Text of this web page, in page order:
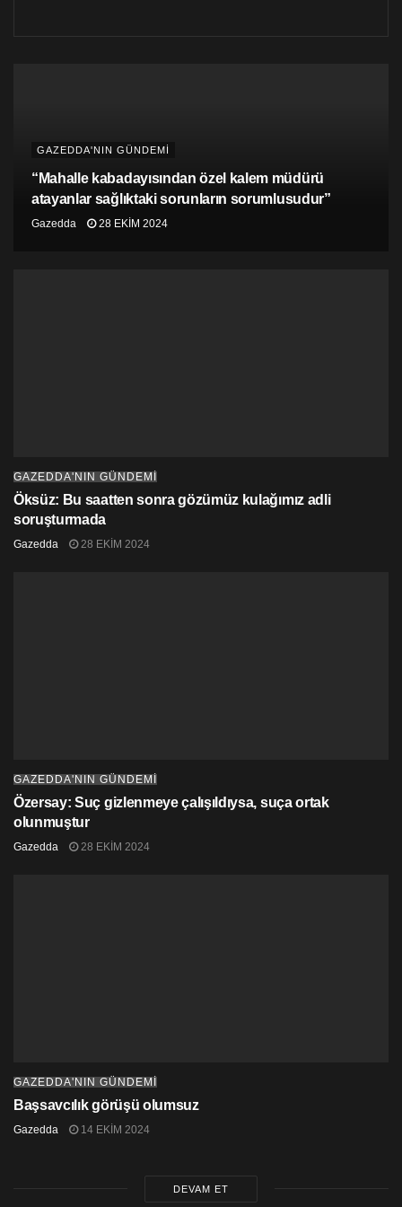
GAZEDDA'NIN GÜNDEMİ
“Mahalle kabadayısından özel kalem müdürü
atayanlar sağlıktaki sorunların sorumlusudur”
Gazedda 28 EKIM 2024
GAZEDDA'NIN GÜNDEMİ
Öksüz: Bu saatten sonra gözümüz kulağımız adli
soruşturmada
Gazedda 28 EKIM 2024
GAZEDDA'NIN GÜNDEMİ
Özersay: Suç gizlenmeye çalışıldıysa, suça ortak
olunmuştur
Gazedda 28 EKIM 2024
GAZEDDA'NIN GÜNDEMİ
Başsavcılık görüşü olumsuz
Gazedda 14 EKIM 2024
DEVAM ET